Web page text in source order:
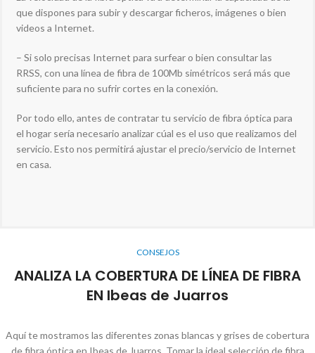
que dispones para subir y descargar ficheros, imágenes o bien
videos a Internet.
– Si solo precisas Internet para surfear o bien consultar las
RRSS, con una línea de fibra de 100Mb simétricos será más que
suficiente para no sufrir cortes en la conexión.
Por todo ello, antes de contratar tu servicio de fibra óptica para
el hogar sería necesario analizar cúal es el uso que realizamos del
servicio. Esto nos permitirá ajustar el precio/servicio de Internet
en casa.
CONSEJOS
ANALIZA LA COBERTURA DE LÍNEA DE FIBRA
EN Ibeas de Juarros
Aquí te mostramos las diferentes zonas blancas y grises de cobertura